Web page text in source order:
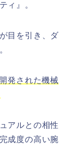
ィ』。
目を引き、ダ
発された機械
アルとの相性
成度の高い腕